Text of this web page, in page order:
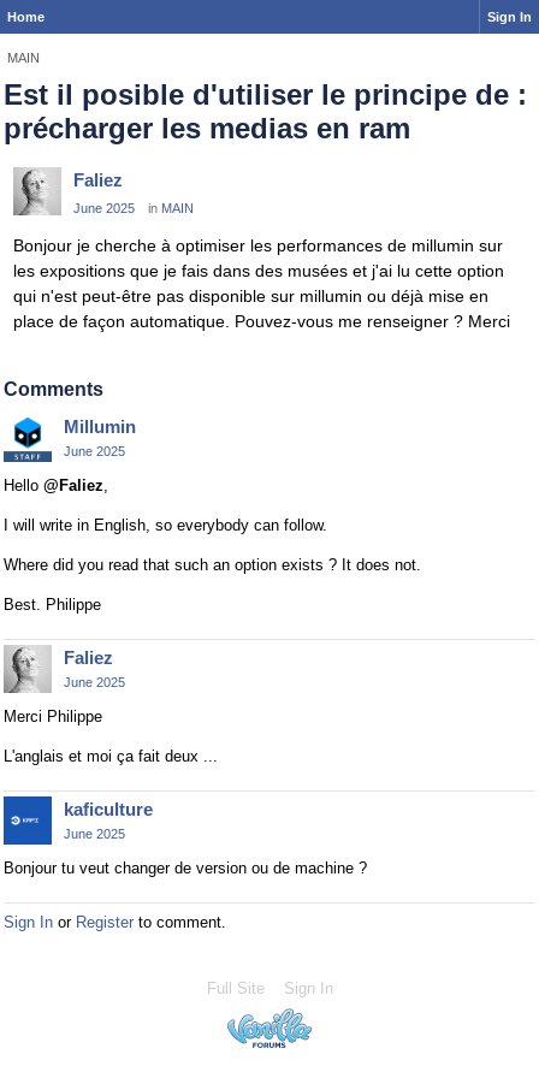
Home Sign In
MAIN
Est il posible d'utiliser le principe de :
précharger les medias en ram
Faliez
June 2025 in MAIN
Bonjour je cherche à optimiser les performances de millumin sur
les expositions que je fais dans des musées et j'ai lu cette option
qui n'est peut-être pas disponible sur millumin ou déjà mise en
place de façon automatique. Pouvez-vous me renseigner ? Merci
Comments
Millumin
June 2025
Hello @Faliez,
I will write in English, so everybody can follow.
Where did you read that such an option exists ? It does not.
Best. Philippe
Faliez
June 2025
Merci Philippe
L'anglais et moi ça fait deux ...
kaficulture
June 2025
Bonjour tu veut changer de version ou de machine ?
Sign In or Register to comment.
Full Site Sign In